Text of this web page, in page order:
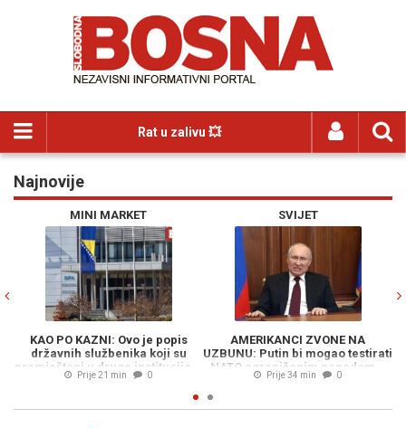
Rat u zalivu 💥
Najnovije
Ovo je popis
službenika koji su
u druge institucije...
0
AMERIKANCI ZVONE NA
UZBUNU: Putin bi mogao testirati
NATO ograničenim napadom...
0
MOURINHO
ODLUKE
Madrida